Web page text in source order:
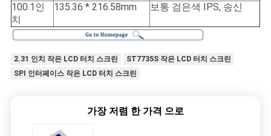
100.1인
치
135.36 * 216.58mm 보통 검은색 IPS, 송신
2.31 인치 작은 LCD 터치 스크린
ST7735S 작은 LCD 터치 스크린
SPI 인터페이스 작은 LCD 터치 스크린
가장 저렴 한 가격 으로